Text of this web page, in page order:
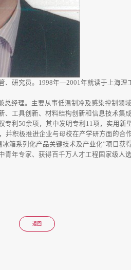
、研究员。1998年—2001年就读于上海理
经理。主要从事低温制冷及感染控制领
、工具创新、材料结构创新和信息技术集
专利50余项，其中发明专利11项，实用新
积极推进企业与母校在产学研方面的合作
箱系列化产品关键技术及产业化”项目获
青年专家、获得百千万人才工程国家级人
返回